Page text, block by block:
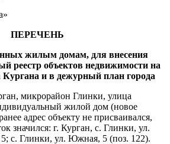
ПЕРЕЧЕНЬ
жилым домам, для внесения
реестр объектов недвижимости на
Кургана и в дежурный план города
микрорайон Глинки, улица
жилой дом (новое
адрес объекту не присваивался,
значился: г. Курган, с. Глинки, ул.
с. Глинки, ул. Южная, 5 (поз. 122).